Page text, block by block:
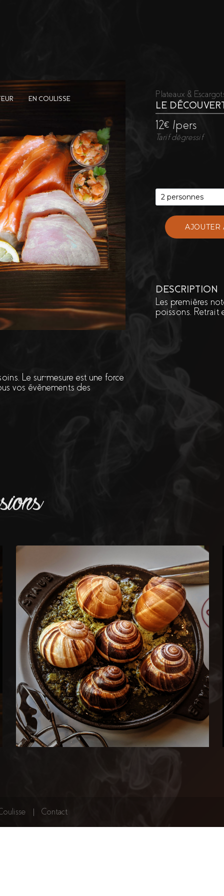
EN COULISSE Plateaux &
LE
12€ /pers
Tarif dégressif
DESCRIPTION
Les premières
poissons. Retrait
Le sur-mesure est une force
vos évènements des
Contact